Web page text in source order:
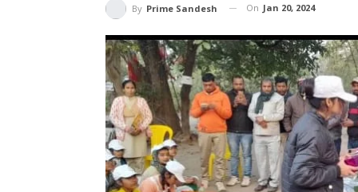
By Prime Sandesh On Jan 20, 2024